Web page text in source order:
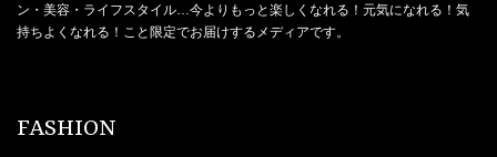
ン・美容・ライフスタイル…今よりもっと楽しくなれる！元気になれる！気
持ちよくなれる！こと限定でお届けするメディアです。
FASHION